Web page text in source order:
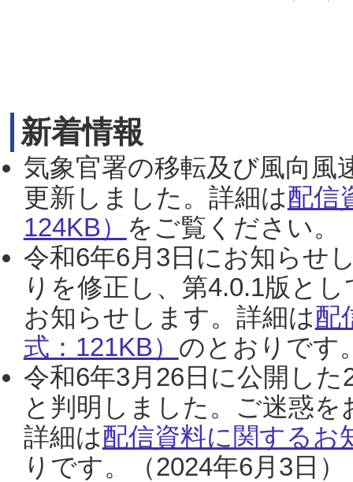
新着情報
気象官署の移転及び風向風
更新しました。詳細は配信
124KB） をご覧ください。
令和6年6月3日にお知らせ
りを修正し、第4.0.1版と
お知らせします。詳細は配
式：121KB） のとおりです
令和6年3月26日に公開し
と判明しました。ご迷惑
詳細は配信資料に関するお
りです。（2024年6月3日）